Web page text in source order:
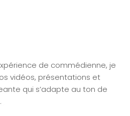
de commédienne, je
vidéos, présentations et
qui s’adapte au ton de